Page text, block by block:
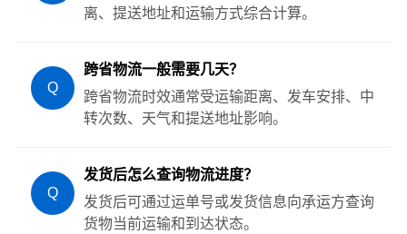
离、提送地址和运输方式综合计算。
Q
跨省物流一般需要几天？
跨省物流时效通常受运输距离、发车安排、中
转次数、天气和提送地址影响。
Q
发货后怎么查询物流进度？
发货后可通过运单号或发货信息向承运方查询
货物当前运输和到达状态。